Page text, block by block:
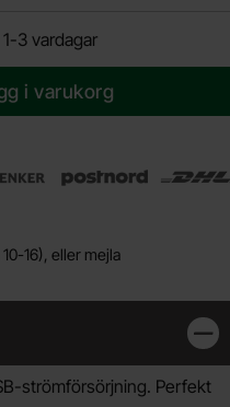
3 vardagar
i varukorg
16), eller mejla
strömförsörjning. Perfekt